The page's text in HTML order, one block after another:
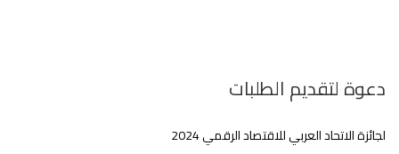
دعوة لتقديم الطلبات
لجائزة الاتحاد العربي للاقتصاد الرقمي 2024